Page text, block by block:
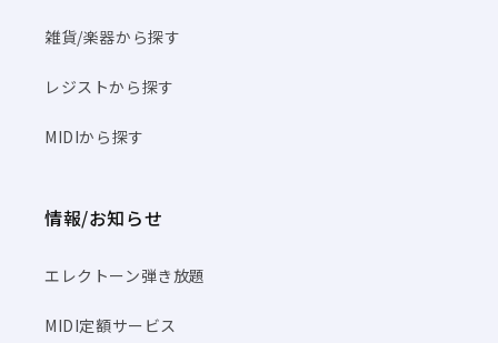
雑貨/楽器から探す
レジストから探す
MIDIから探す
情報/お知らせ
エレクトーン弾き放題
MIDI定額サービス